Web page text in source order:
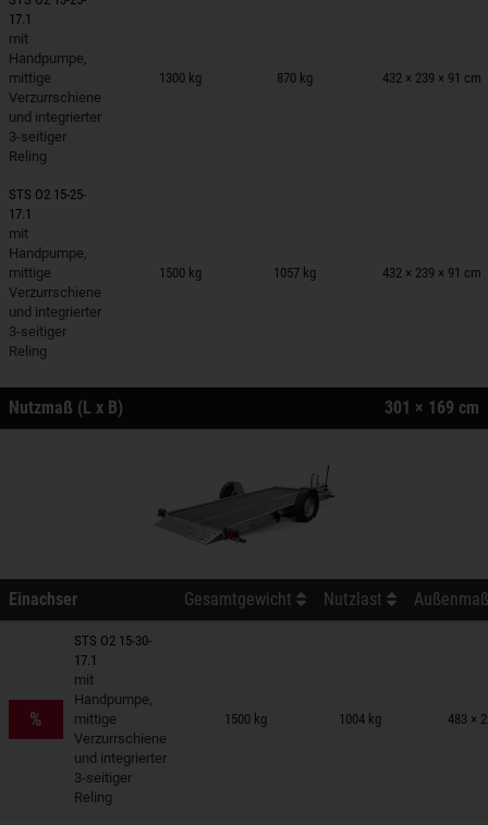
17.1
mit
Handpumpe,
mittige
Verzurrschiene
und integrierter
3-seitiger
Reling
1300 kg 870 kg 432 × 239 × 91 cm
auf Merkzettel
STS O2 15-25-
17.1
mit
Handpumpe,
mittige
Verzurrschiene
und integrierter
3-seitiger
Reling
1500 kg 1057 kg 432 × 239 × 91 cm
auf Merkzettel
Nutzmaß (L x B) 301 × 169 cm
Einachser Gesamtgewicht Nutzlast
%
STS O2 15-30-
17.1
mit
Handpumpe,
mittige
Verzurrschiene
und integrierter
3-seitiger
Reling
1500 kg 1004 kg 483 ×
auf Merkzettel